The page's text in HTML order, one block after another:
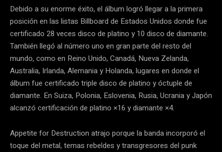
Debido a su enorme éxito, el álbum logró llegar a la primera
posición en las listas Billboard de Estados Unidos donde fue
certificado 28 veces disco de platino y 10 disco de diamante.
También llegó al número uno en gran parte del resto del
mundo, como en Reino Unido, Canadá, Nueva Zelanda,
Australia, Irlanda, Alemania y Holanda, lugares en donde el
álbum fue certificado triple disco de platino y óctuple de
diamante. En Suiza, Polonia, Eslovenia, Rusia, Ucrania y Japón
alcanzó certificación de platino ×16 y diamante ×4.
Appetite for Destruction atrajo porque la banda incorporó el
toque del metal, temas rebeldes y transgresores del punk